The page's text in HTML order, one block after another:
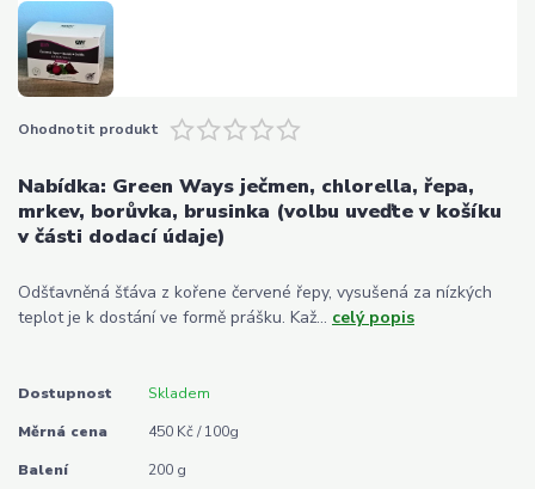
Ohodnotit produkt
Nabídka: Green Ways ječmen, chlorella, řepa,
mrkev, borůvka, brusinka (volbu uveďte v košíku
v části dodací údaje)
Odšťavněná šťáva z kořene červené řepy, vysušená za nízkých
teplot je k dostání ve formě prášku. Kaž... celý popis
Dostupnost Skladem
Měrná cena 450 Kč / 100g
Balení 200 g